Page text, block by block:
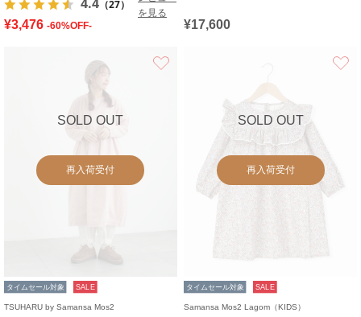
（27）
を見る
¥3,476 -60%OFF- ¥17,600
SOLD OUT
再入荷受付
タイムセール対象 SALE
TSUHARU by Samansa Mos2
SOLD OUT
再入荷受付
タイムセール対象 SALE
Samansa Mos2 Lagom（KIDS）